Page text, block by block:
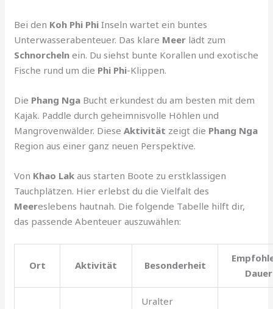
Bei den Koh Phi Phi Inseln wartet ein buntes
Unterwasserabenteuer. Das klare Meer lädt zum
Schnorcheln ein. Du siehst bunte Korallen und exotische
Fische rund um die Phi Phi-Klippen.
Die Phang Nga Bucht erkundest du am besten mit dem
Kajak. Paddle durch geheimnisvolle Höhlen und
Mangrovenwälder. DieseAktivität zeigt die Phang Nga
Region aus einer ganz neuen Perspektive.
Von Khao Lak aus starten Boote zu erstklassigen
Tauchplätzen. Hier erlebst du die Vielfalt des
Meereslebens hautnah. Die folgende Tabelle hilft dir,
das passende Abenteuer auszuwählen:
Ort Aktivität Besonderheit
Dauer
Uralter